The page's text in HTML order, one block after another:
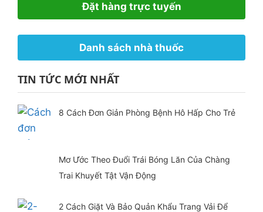
Đặt hàng trực tuyến
Danh sách nhà thuốc
TIN TỨC MỚI NHẤT
8 Cách Đơn Giản Phòng Bệnh Hô Hấp Cho Trẻ
Mơ Ước Theo Đuổi Trái Bóng Lăn Của Chàng
Trai Khuyết Tật Vận Động
2 Cách Giặt Và Bảo Quản Khẩu Trang Vải Để